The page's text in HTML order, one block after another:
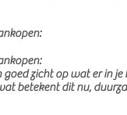
goed zicht op wat er in
betekent dit nu,